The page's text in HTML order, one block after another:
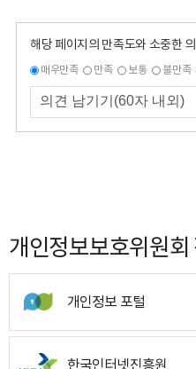
해당 페이지의 만족도와 소중한
매우만족 만족 보통 불만족
개인정보보호위원
개인정보 포털
한국인터넷진흥원